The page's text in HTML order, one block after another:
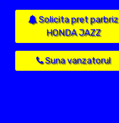
Solicita pret parbriz
HONDA JAZZ
Suna vanzatorul